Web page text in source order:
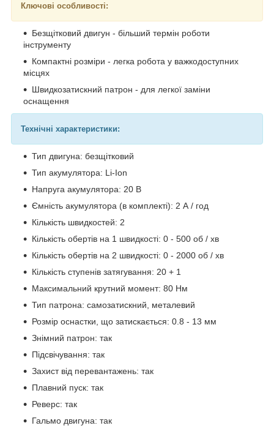
Ключові особливості:
Безщітковий двигун - більший термін роботи
інструменту
Компактні розміри - легка робота у важкодоступних
місцях
Швидкозатискний патрон - для легкої заміни
оснащення
Технічні характеристики:
Тип двигуна: безщітковий
Тип акумулятора: Li-Ion
Напруга акумулятора: 20 В
Ємність акумулятора (в комплекті): 2 А / год
Кількість швидкостей: 2
Кількість обертів на 1 швидкості: 0 - 500 об / хв
Кількість обертів на 2 швидкості: 0 - 2000 об / хв
Кількість ступенів затягування: 20 + 1
Максимальний крутний момент: 80 Нм
Тип патрона: самозатискний, металевий
Розмір оснастки, що затискається: 0.8 - 13 мм
Знімний патрон: так
Підсвічування: так
Захист від перевантажень: так
Плавний пуск: так
Реверс: так
Гальмо двигуна: так